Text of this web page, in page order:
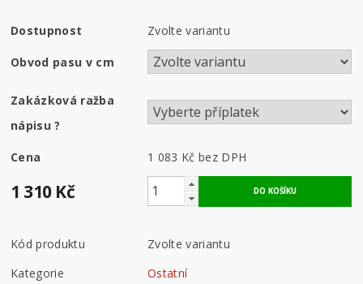
Dostupnost Zvolte variantu
Obvod pasu v cm
Zakázková ražba
nápisu?
Cena 1 083 Kč bez DPH
1 310 Kč
Kód produktu
Zvolte variantu
Kategorie
Ostatní